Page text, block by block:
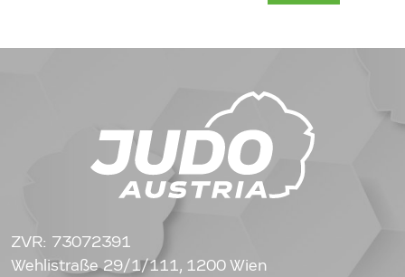
ZVR: 73072391
Wehlistraße 29/1/111, 1200 Wien